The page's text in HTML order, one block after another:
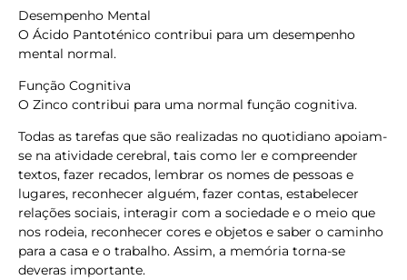
Desempenho Mental
O Ácido Pantoténico contribui para um desempenho
mental normal.
Função Cognitiva
O Zinco contribui para uma normal função cognitiva.
Todas as tarefas que são realizadas no quotidiano apoiam-
se na atividade cerebral, tais como ler e compreender
textos, fazer recados, lembrar os nomes de pessoas e
lugares, reconhecer alguém, fazer contas, estabelecer
relações sociais, interagir com a sociedade e o meio que
nos rodeia, reconhecer cores e objetos e saber o caminho
para a casa e o trabalho. Assim, a memória torna-se
deveras importante.